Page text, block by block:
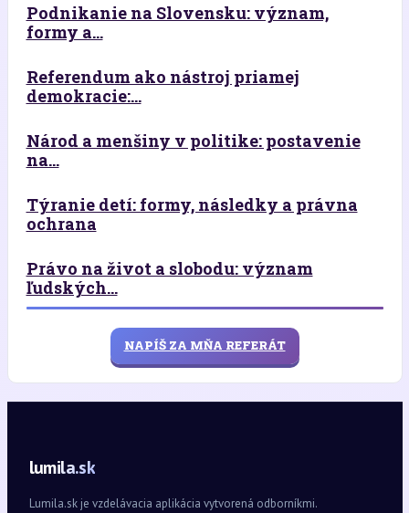
Podnikanie na Slovensku: význam,
formy a...
Referendum ako nástroj priamej
demokracie:...
Národ a menšiny v politike: postavenie
na...
Týranie detí: formy, následky a právna
ochrana
Právo na život a slobodu: význam
ľudských...
NAPÍŠ ZA MŇA REFERÁT
lumila.sk
Lumila.sk je vzdelávacia aplikácia vytvorená odborníkmi.